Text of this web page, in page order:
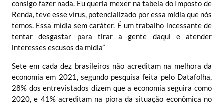
consigo fazer nada. Eu queria mexer na tabela do Imposto de
Renda, teve esse vírus, potencializado por essa mídia que nós
temos. Essa mídia sem caráter. É um trabalho incessante de
tentar desgastar para tirar a gente daqui e atender
interesses escusos da mídia”
Sete em cada dez brasileiros não acreditam na melhora da
economia em 2021, segundo pesquisa feita pelo Datafolha,
28% dos entrevistados dizem que a economia seguira como
2020, e 41% acreditam na piora da situação econômica no